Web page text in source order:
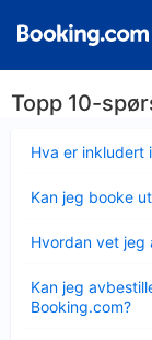
Topp 10-
Hva er inkludert
mindre
Kan jeg booke
mindre
Hvordan vet jeg
mindre
Kan jeg
Booking.com?
mindre